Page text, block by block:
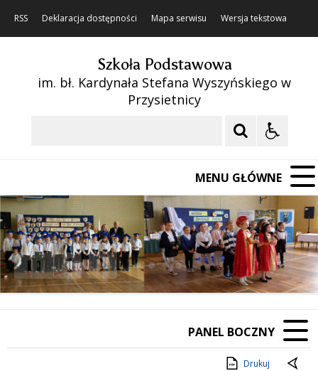
RSS Deklaracja dostępności Mapa serwisu Wersja tekstowa
Szkoła Podstawowa
im. bł. Kardynała Stefana Wyszyńskiego w
Przysietnicy
MENU GŁÓWNE
Poprzedni Element
Następny Element
❚❚
PANEL BOCZNY
Drukuj